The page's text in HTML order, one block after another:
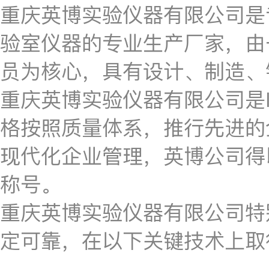
重庆英博实验仪器有限公司
验室仪器的专业生产厂家，
员为核心，具有设计、制造
重庆英博实验仪器有限公司
格按照质量体系，推行先进
现代化企业管理，英博公司
称号。
重庆英博实验仪器有限公司
定可靠，在以下关键技术上